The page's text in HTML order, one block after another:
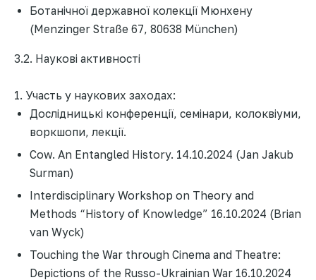
Ботанічної державної колекції Мюнхену
(Menzinger Straße 67, 80638 München)
3.2. Наукові активності
1. Участь у наукових заходах:
Дослідницькі конференції, семінари, колоквіуми,
воркшопи, лекції.
Cow. An Entangled History. 14.10.2024 (Jan Jakub
Surman)
Interdisciplinary Workshop on Theory and
Methods “History of Knowledge” 16.10.2024 (Brian
van Wyck)
Touching the War through Cinema and Theatre:
Depictions of the Russo-Ukrainian War 16.10.2024